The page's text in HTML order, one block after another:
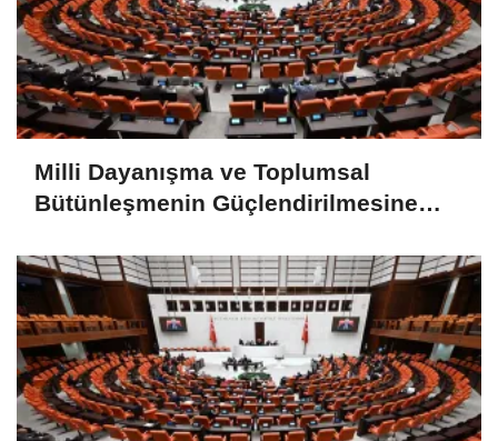
Milli Dayanışma ve Toplumsal
Bütünleşmenin Güçlendirilmesine
Komisyonunda kabul edildi